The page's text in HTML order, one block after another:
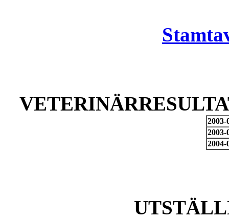
2003-
2003-
2004-